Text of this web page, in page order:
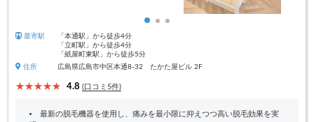
最寄駅
「本通駅」から徒歩4分
「立町駅」から徒歩4分
「紙屋町東駅」から徒歩5分
住所
広島県広島市中区本通8-32 たかた屋ビル 2F
4.8 (口コミ5件)
最新の脱毛機器を使用し、痛みを最小限に抑えつつ高い脱毛効果を実